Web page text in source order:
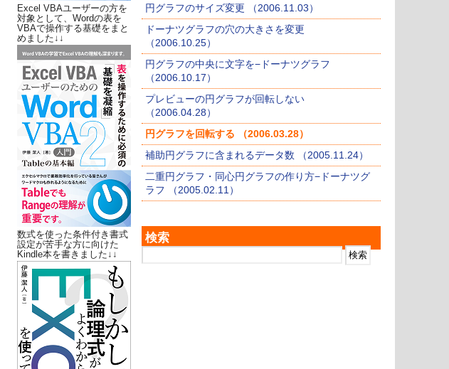
Excel VBAユーザーの方を
対象として、Wordの表を
VBAで操作する基礎をまと
めました↓↓
数式を使った条件付き書式
設定が苦手な方に向けた
Kindle本を書きました↓↓
円グラフのサイズ変更 （2006.11.03）
ドーナツグラフの穴の大きさを変更
（2006.10.25）
円グラフの中央に文字を−ドーナツグラフ
（2006.10.17）
プレビューの円グラフが回転しない
（2006.04.28）
円グラフを回転する （2006.03.28）
補助円グラフに含まれるデータ数 （2005.11.24）
二重円グラフ・同心円グラフの作り方−ドーナツグ
ラフ （2005.02.11）
検索